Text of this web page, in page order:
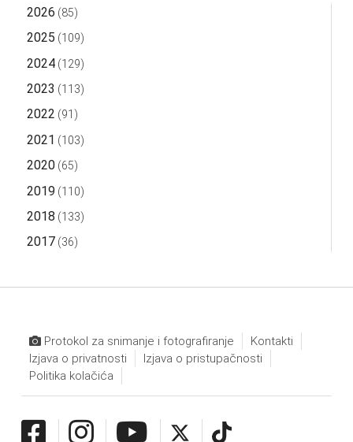
2026 (85)
2025 (109)
2024(129)
2023 (113)
2022 (91)
2021 (103)
2020(65)
2019 (110)
2018 (133)
2017(36)
Protokol za snimanje i fotografiranje
Kontakti
Izjava o privatnosti
Izjava o pristupačnosti
Politika kolačića